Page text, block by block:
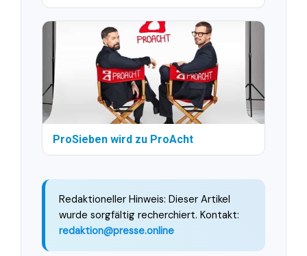
ProSieben wird zu ProAcht
Redaktioneller Hinweis: Dieser Artikel
wurde sorgfältig recherchiert. Kontakt:
redaktion@presse.online